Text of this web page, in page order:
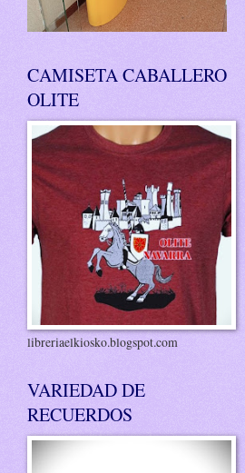
CAMISETA CABALLERO
OLITE
libreriaelkiosko.blogspot.com
VARIEDAD DE
RECUERDOS